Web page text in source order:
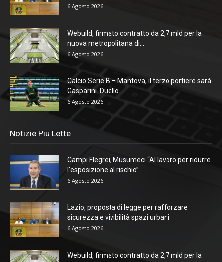
6 Agosto 2026
Webuild, firmato contratto da 2,7 mld per la
nuova metropolitana di...
6 Agosto 2026
Calcio Serie B – Mantova, il terzo portiere sarà
Gasparini. Duello...
6 Agosto 2026
Notizie Più Lette
Campi Flegrei, Musumeci “Al lavoro per ridurre
l’esposizione al rischio”
6 Agosto 2026
Lazio, proposta di legge per rafforzare
sicurezza e vivibilità spazi urbani
6 Agosto 2026
Webuild, firmato contratto da 2,7 mld per la